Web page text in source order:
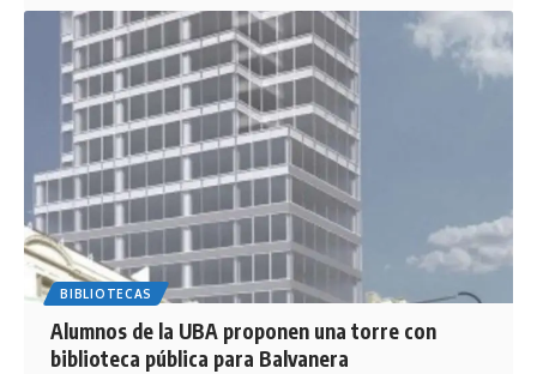
BIBLIOTECAS
Alumnos de la UBA proponen una torre con
biblioteca pública para Balvanera